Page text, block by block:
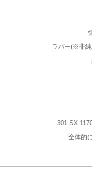
ラバー(※非
全体的